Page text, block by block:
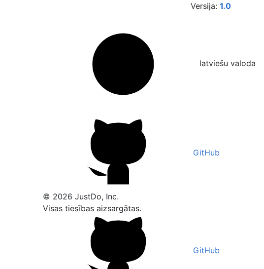
Versija: 1.0
latviešu valoda
GitHub
© 2026 JustDo, Inc.
Visas tiesības aizsargātas.
GitHub